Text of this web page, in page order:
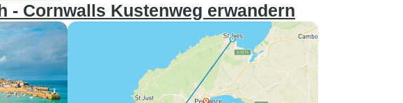
- Cornwalls Kustenweg erwandern